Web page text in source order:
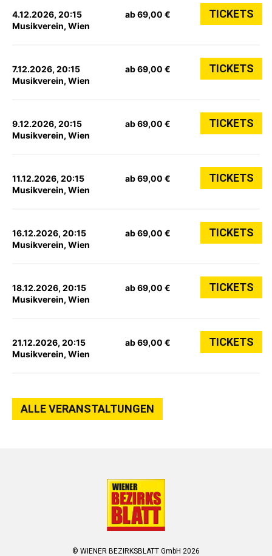
4.12.2026, 20:15
Musikverein, Wien
ab 69,00 € TICKETS
7.12.2026, 20:15
Musikverein, Wien
ab 69,00 € TICKETS
9.12.2026, 20:15
Musikverein, Wien
ab 69,00 € TICKETS
11.12.2026, 20:15
Musikverein, Wien
ab 69,00 € TICKETS
16.12.2026, 20:15
Musikverein, Wien
ab 69,00 € TICKETS
18.12.2026, 20:15
Musikverein, Wien
ab 69,00 € TICKETS
21.12.2026, 20:15
Musikverein, Wien
ab 69,00 € TICKETS
ALLE VERANSTALTUNGEN
© WIENER BEZIRKSBLATT GmbH 2026